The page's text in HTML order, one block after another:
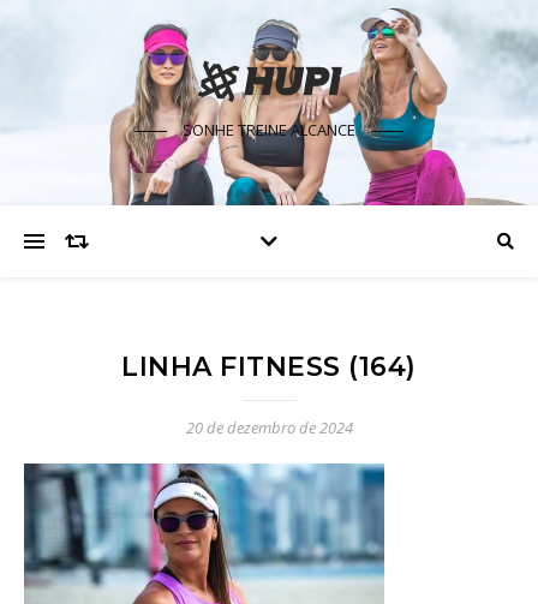
SONHE TREINE ALCANCE
LINHA FITNESS (164)
20 de dezembro de 2024